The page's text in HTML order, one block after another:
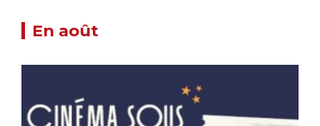
En août